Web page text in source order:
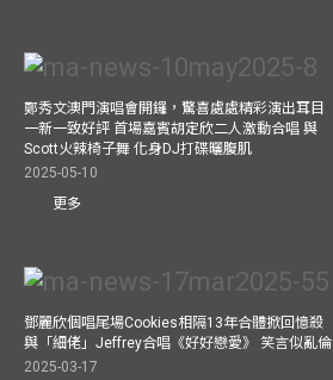
鄭秀文澳門演唱會開鑼，驚喜處處精彩演出耳目
一新一致好評 首場嘉賓胡定欣二人激動合唱 與
Scott火辣椅子舞 化身DJ打碟曬腹肌
2025-05-10
更多
鄧麗欣個唱尾場Cookies相隔13年合體掀回憶殺
與「細佬」Jeffrey合唱《好好戀愛》 笑言似亂倫
2025-03-17